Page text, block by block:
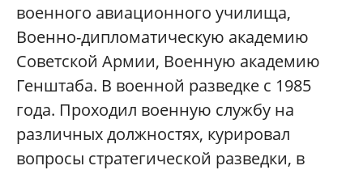
военного авиационного училища,
Военно-дипломатическую академию
Советской Армии, Военную академию
Генштаба. В военной разведке с 1985
года. Проходил военную службу на
различных должностях, курировал
вопросы стратегической разведки, в